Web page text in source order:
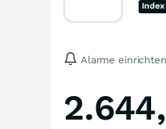
Index
Alarme einrichten